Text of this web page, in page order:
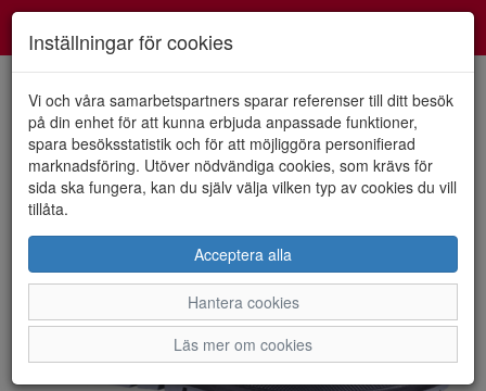
HEM G COMFORT
Inställningar för cookies
Vi och våra samarbetspartners sparar referenser till ditt besök
på din enhet för att kunna erbjuda anpassade funktioner,
spara besöksstatistik och för att möjliggöra personifierad
marknadsföring. Utöver nödvändiga cookies, som krävs för
sida ska fungera, kan du själv välja vilken typ av cookies du vill
tillåta.
Acceptera alla
Hantera cookies
Läs mer om cookies